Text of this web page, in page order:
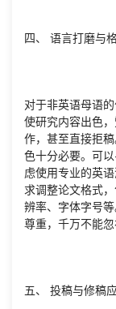
四、 语言打磨与
对于非英语母语
使研究内容出色
作，甚至直接拒
色十分必要。可
虑使用专业的英
求调整论文格式
辨率、字体字号
尊重，千万不能忽
五、 投稿与修稿